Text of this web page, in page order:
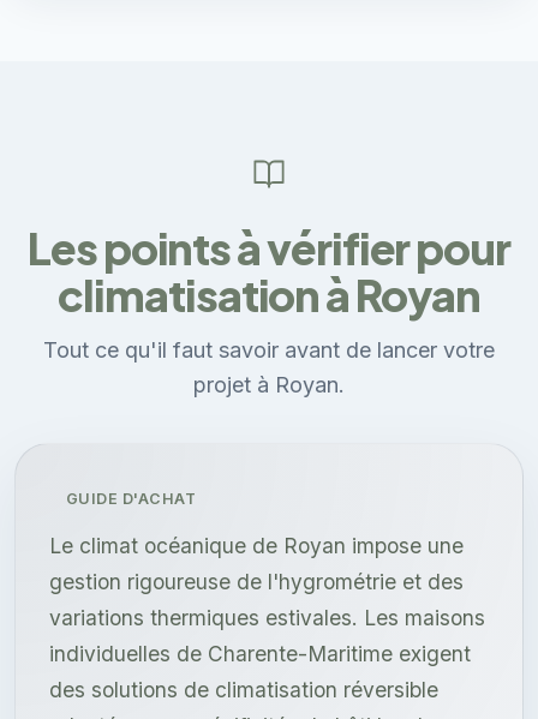
Les points à vérifier pour
climatisation à Royan
Tout ce qu'il faut savoir avant de lancer votre
projet à Royan.
GUIDE D'ACHAT
Le climat océanique de Royan impose une
gestion rigoureuse de l'hygrométrie et des
variations thermiques estivales. Les maisons
individuelles de Charente-Maritime exigent
des solutions de climatisation réversible